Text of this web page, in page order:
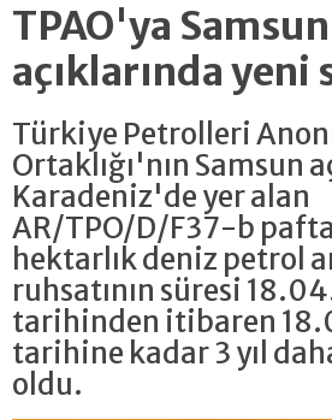
TPAO'ya Samsun
açıklarında yeni
Türkiye Petrolleri
Ortaklığı'nın Samsun
Karadeniz'de yer alan
AR/TPO/D/F37-b
hektarlık deniz petrol
ruhsatının süresi
tarihinden itibaren
tarihine kadar 3 yıl
oldu.